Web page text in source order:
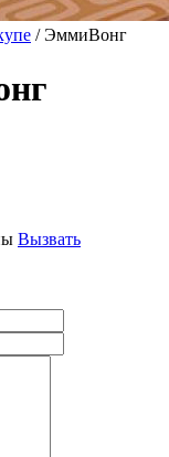
/ ЭммиВонг
Вызвать